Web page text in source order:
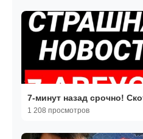
7-минут назад срочно!
1 208 просмотров